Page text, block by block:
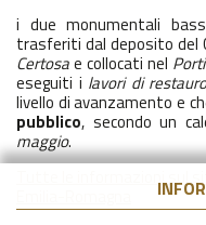
i due monumentali
trasferiti dal deposito del
Certosae collocati nel
eseguiti i lavori di
livello di avanzamento e
pubblico, secondo un
maggio.
Tutte le informazioni sul